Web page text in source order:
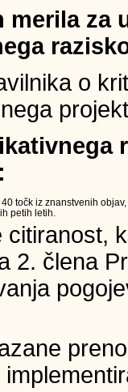
merila za
o
točk iz znanstvenih
petih letih.
citiranost,
2. člena